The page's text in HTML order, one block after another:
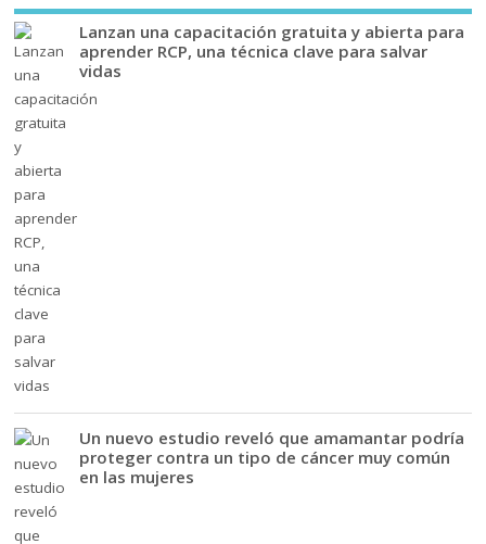
Lanzan una capacitación gratuita y abierta para
aprender RCP, una técnica clave para salvar
vidas
Un nuevo estudio reveló que amamantar podría
proteger contra un tipo de cáncer muy común
en las mujeres